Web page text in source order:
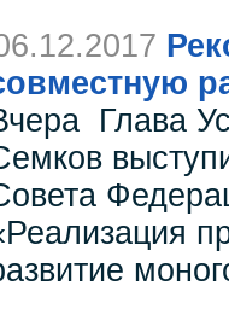
Глава